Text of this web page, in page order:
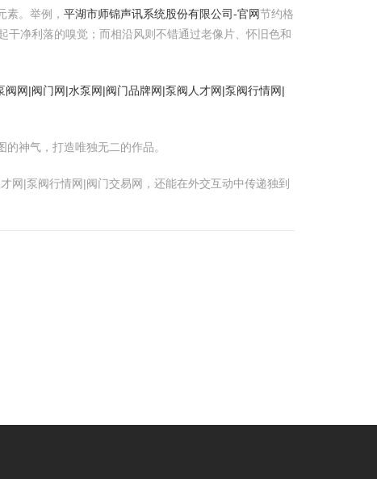
。举例， 平湖市师锦声讯系统股份有限公司-官网节约格
干净利落的嗅觉；而相沿风则不错通过老像片、怀旧色和
阀网|阀门网|水泵网|阀门品牌网|泵阀人才网|泵阀行情网|
神气，打造唯独无二的作品。
网|泵阀行情网|阀门交易网，还能在外交互动中传递独到